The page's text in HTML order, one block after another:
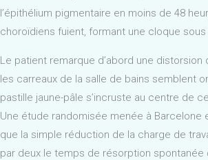
l’épithélium pigmentaire en moins de 48
choroïdiens fuient, formant une cloque sous
Le patient remarque d’abord une distorsion
les carreaux de la salle de bains semblent
pastille jaune-pâle s’incruste au centre de ce
Une étude randomisée menée à Barcelone
que la simple réduction de la charge de
par deux le temps de résorption spontanée